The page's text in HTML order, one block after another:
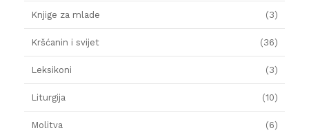
Knjige za mlade (3)
Kršćanin i svijet (36)
Leksikoni (3)
Liturgija (10)
Molitva (6)